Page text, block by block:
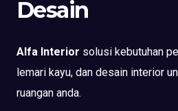
Desain
Alfa Interior solusi kebutuhan
lemari kayu, dan desain interior
ruangan anda.